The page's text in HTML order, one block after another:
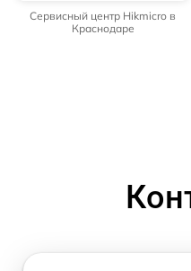
Сервисный центр Hikmicro в
Краснодаре